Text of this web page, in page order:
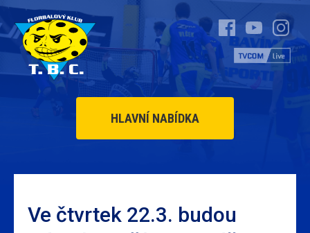
HLAVNÍ NABÍDKA
Ve čtvrtek 22.3. budou